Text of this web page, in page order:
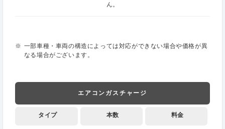
ん。
一部車種・車両の構造によっては対応ができない場合や価格が異
なる場合がございます。
エアコンガスチャージ
タイプ 本数 料金